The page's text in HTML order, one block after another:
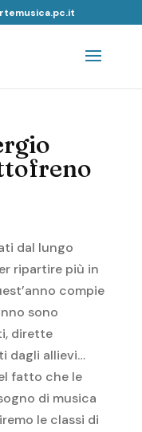
dal lungo
ripartire più in
compie
sono
dirette
dagli allievi…
fatto che le
di musica
le classi di